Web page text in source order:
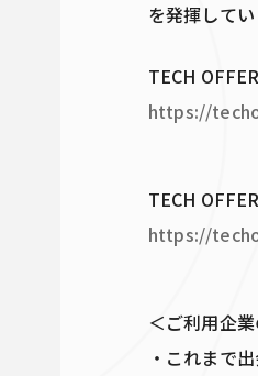
を発揮してい
TECH
https://
TECH
https://
＜ご利用企
・これまで